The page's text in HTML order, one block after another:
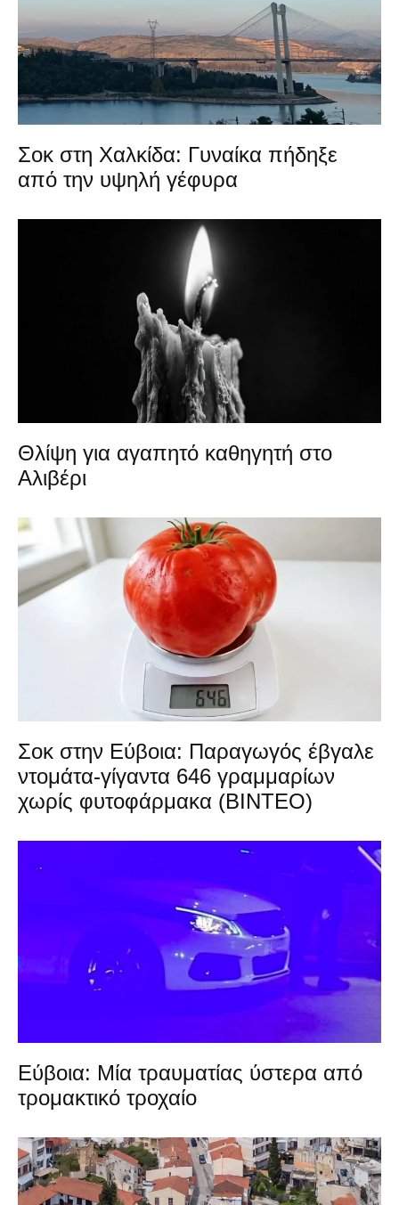
Σοκ στη Χαλκίδα: Γυναίκα πήδηξε
από την υψηλή γέφυρα
Θλίψη για αγαπητό καθηγητή στο
Αλιβέρι
Σοκ στην Εύβοια: Παραγωγός έβγαλε
ντομάτα-γίγαντα 646 γραμμαρίων
χωρίς φυτοφάρμακα (ΒΙΝΤΕΟ)
Εύβοια: Μία τραυματίας ύστερα από
τρομακτικό τροχαίο